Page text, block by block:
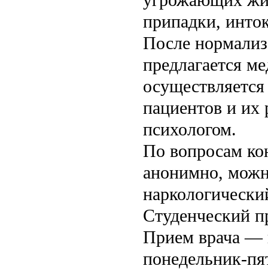
припадки,
После
предлагается
пациентов и их
психологом.
По вопросам
анонимно,
Студенческий
Прием врача —
понедельник-